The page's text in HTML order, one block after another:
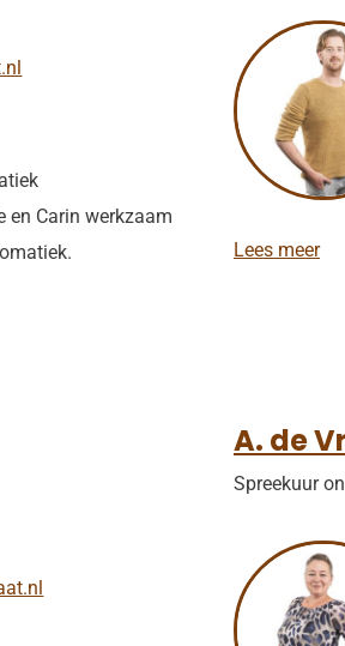
v
e
–
i
b
o
g
en Carin werkzaam
Lees meerS
A. de
Spreekuur